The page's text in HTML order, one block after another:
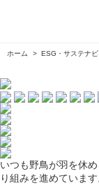
ホーム ESG・サステナビ
いつも野鳥が羽を休
り組みを進めていま